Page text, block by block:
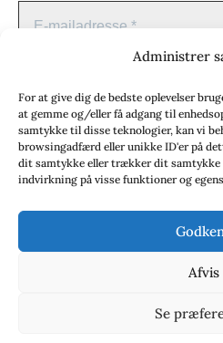
Administrer
For at give dig de bedste oplevelser
at gemme og/eller få adgang til
samtykke til disse teknologier, kan vi
browsingadfærd eller unikke ID'er på
dit samtykke eller trækker dit samtykke
indvirkning på visse funktioner og
Afvis
Se
Redaktører:
Signe Lyng:
Nielsine Nielsen:
vide
© 2020 -